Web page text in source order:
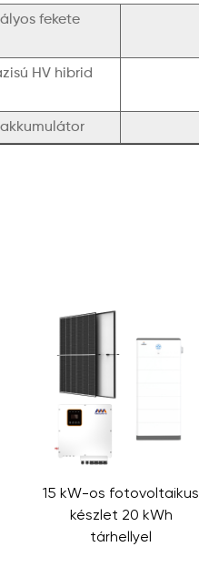
fekete
HV hibrid
akkumulátor
15 kW-os fotovoltaikus
készlet 20 kWh
tárhellyel